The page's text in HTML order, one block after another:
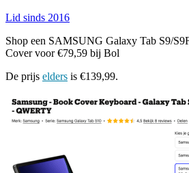
Lid sinds 2016
Shop een SAMSUNG Galaxy Tab S9/
Cover voor €79,59 bij Bol
De prijs elders is €139,99.